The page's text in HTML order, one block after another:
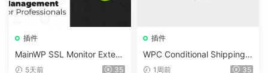
插件
MainWP SSL Monitor Extens
ion v5.2
5天前 35
插件
WPC Conditional Shipping &
Payments (Premium) v1.0.2
1周前 35